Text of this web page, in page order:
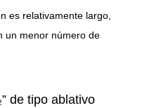
es relativamente largo,
un menor número de
de tipo ablativo